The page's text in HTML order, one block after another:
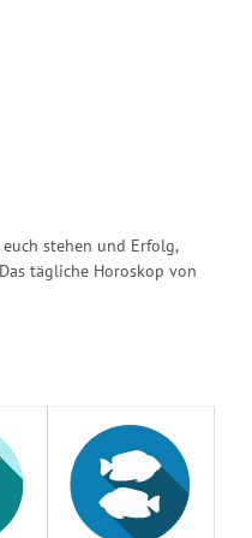
stehen und Erfolg,
tägliche Horoskop von